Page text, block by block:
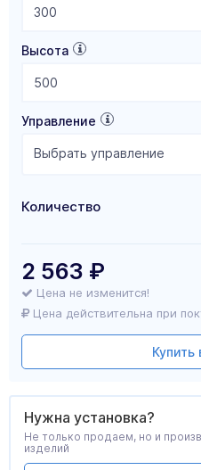
Высота
Управление
Выбрать управление
Количество
2 563 ₽
Цена не изменится!
Цена действительна при
Купить
Нужна установка?
Не только продаем, но и
изделий